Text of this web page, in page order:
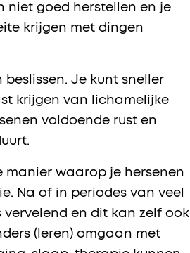
niet goed herstellen en je
krijgen met dingen
Je kunt sneller
krijgen van lichamelijke
voldoende rust en
manier waarop je hersenen
Na of in periodes van veel
en dit kan zelf ook
(leren) omgaan met